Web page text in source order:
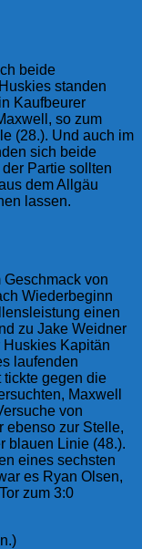
beide
standen
Kaufbeurer
so zum
(28.). Und auch im
sich beide
Partie sollten
dem Allgäu
lassen.
von
Wiederbeginn
einen
zu Jake Weidner
Kapitän
laufenden
tickte gegen die
Maxwell
von
ebenso zur Stelle,
blauen Linie (48.).
eines sechsten
es Ryan Olsen,
zum 3:0